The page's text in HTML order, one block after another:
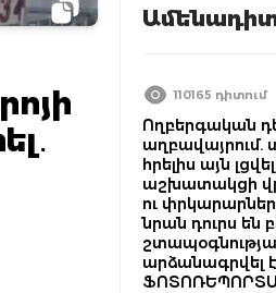
110165 դիտում
Ողբերգական
աղբավայրում.
հրելիս այն
աշխատակցի
ու
նրան դուրս են
արձանագրվել